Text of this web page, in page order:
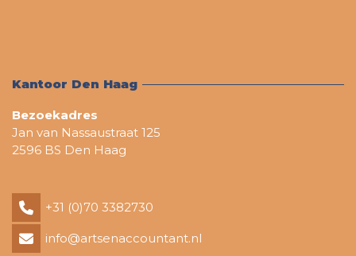
Kantoor Den Haag
Bezoekadres
Jan van Nassaustraat 125
2596 BS Den Haag
+31 (0)70 3382730
info@artsenaccountant.nl